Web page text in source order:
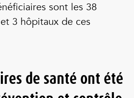
sont les 38
3 hôpitaux de ces
de santé ont été